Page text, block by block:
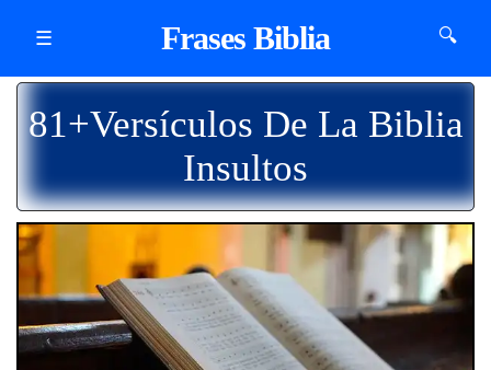
☰ Frases Biblia 🔍
81+Versículos De La Biblia
Insultos